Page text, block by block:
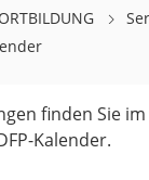
finden Sie im
Kalender.